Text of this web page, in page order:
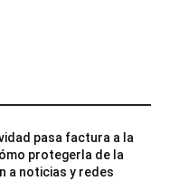
pasa factura a la
protegerla de la
a noticias y redes